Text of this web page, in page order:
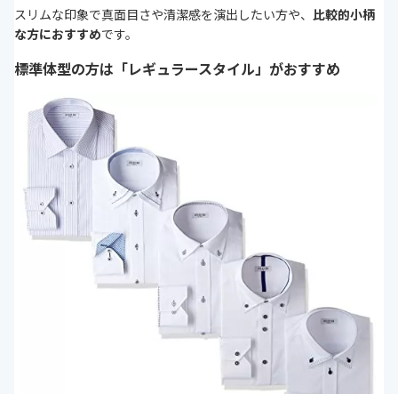
スリムな印象で真面目さや清潔感を演出したい方や、 比較的小柄
な方におすすめです。
標準体型の方は「レギュラースタイル」がおすすめ